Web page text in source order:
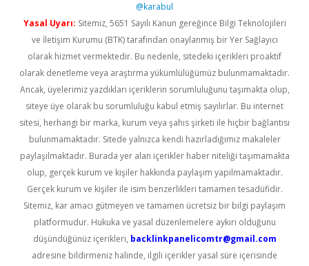
@karabul
Yasal Uyarı: Sitemiz, 5651 Sayılı Kanun gereğince Bilgi Teknolojileri
ve İletişim Kurumu (BTK) tarafından onaylanmış bir Yer Sağlayıcı
olarak hizmet vermektedir. Bu nedenle, sitedeki içerikleri proaktif
olarak denetleme veya araştırma yükümlülüğümüz bulunmamaktadır.
Ancak, üyelerimiz yazdıkları içeriklerin sorumluluğunu taşımakta olup,
siteye üye olarak bu sorumluluğu kabul etmiş sayılırlar. Bu internet
sitesi, herhangi bir marka, kurum veya şahıs şirketi ile hiçbir bağlantısı
bulunmamaktadır. Sitede yalnızca kendi hazırladığımız makaleler
paylaşılmaktadır. Burada yer alan içerikler haber niteliği taşımamakta
olup, gerçek kurum ve kişiler hakkında paylaşım yapılmamaktadır.
Gerçek kurum ve kişiler ile isim benzerlikleri tamamen tesadüfidir.
Sitemiz, kar amacı gütmeyen ve tamamen ücretsiz bir bilgi paylaşım
platformudur. Hukuka ve yasal düzenlemelere aykırı olduğunu
düşündüğünüz içerikleri, backlinkpanelicomtr@gmail.com
adresine bildirmeniz halinde, ilgili içerikler yasal süre içerisinde